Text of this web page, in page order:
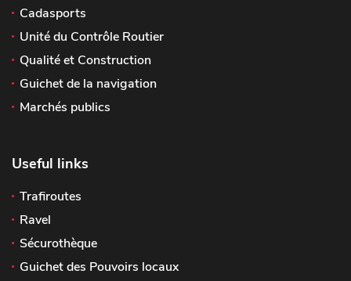
Cadasports
Unité du Contrôle Routier
Qualité et Construction
Guichet de la navigation
Marchés publics
Useful links
Trafiroutes
Ravel
Sécurothèque
Guichet des Pouvoirs locaux